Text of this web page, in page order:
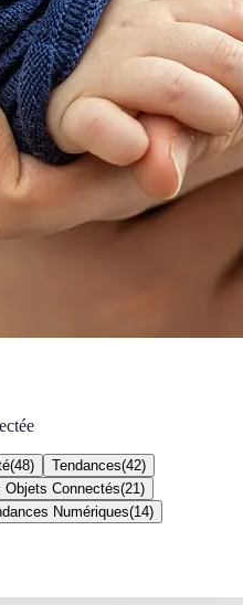
(48) Tendances(42)
Objets Connectés(21 )
Numériques(14)